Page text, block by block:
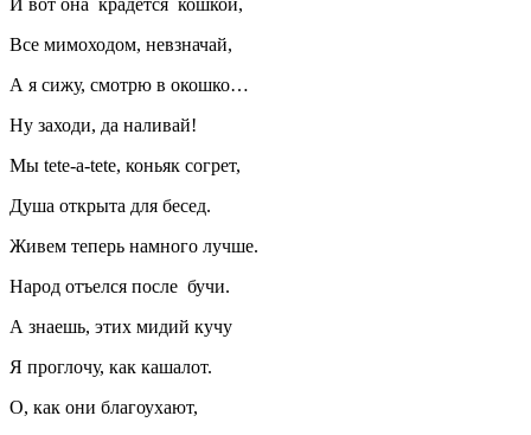
Все мимоходом, невзначай,
А я сижу, смотрю в окошко…
Ну заходи, да наливай!
Мы tete-a-tete, коньяк согрет,
Душа открыта для бесед.
Живем теперь намного лучше.
Народ отъелся после бучи.
А знаешь, этих мидий кучу
Я проглочу, как кашалот.
О, как они благоухают,